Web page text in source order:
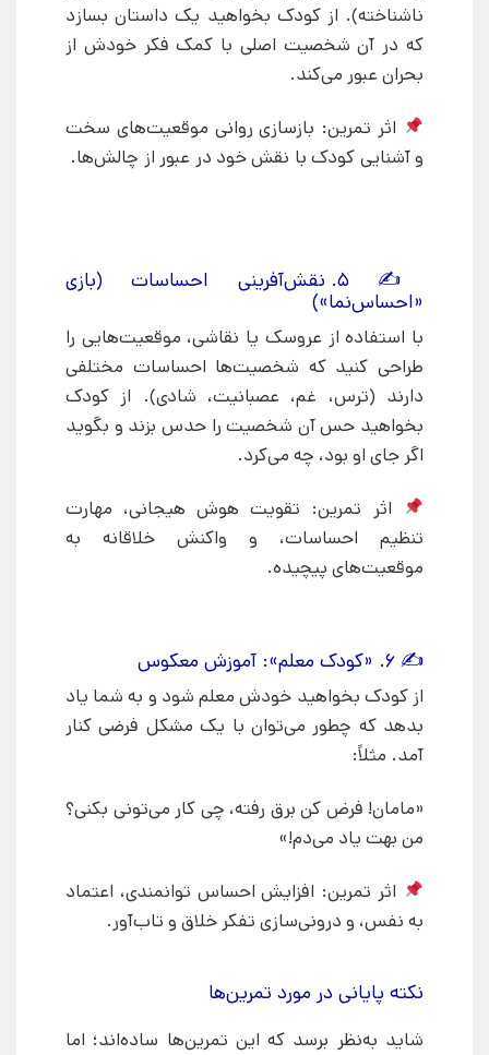
ناشناخته). از کودک بخواهید یک داستان بسازد
که در آن شخصیت اصلی با کمک فکر خودش از
بحران عبور می‌کند.
اثر تمرین: بازسازی روانی موقعیت‌های سخت
و آشنایی کودک با نقش خود در عبور از چالش‌ها.
✍ ۵. نقش‌آفرینی احساسات (بازی
«احساس‌نما»)
با استفاده از عروسک یا نقاشی، موقعیت‌هایی را
طراحی کنید که شخصیت‌ها احساسات مختلفی
دارند (ترس، غم، عصبانیت، شادی). از کودک
بخواهید حس آن شخصیت را حدس بزند و بگوید
اگر جای او بود، چه می‌کرد.
اثر تمرین: تقویت هوش هیجانی، مهارت
تنظیم احساسات، و واکنش خلاقانه به
موقعیت‌های پیچیده.
✍ ۶. «کودک معلم»: آموزش معکوس
از کودک بخواهید خودش معلم شود و به شما یاد
بدهد که چطور می‌توان با یک مشکل فرضی کنار
آمد. مثلاً:
«مامان! فرض کن برق رفته، چی کار می‌تونی بکنی؟
من بهت یاد می‌دم!»
اثر تمرین: افزایش احساس توانمندی، اعتماد
به نفس، و درونی‌سازی تفکر خلاق و تاب‌آور.
نکته پایانی در مورد تمرین‌ها
شاید به‌نظر برسد که این تمرین‌ها ساده‌اند؛ اما